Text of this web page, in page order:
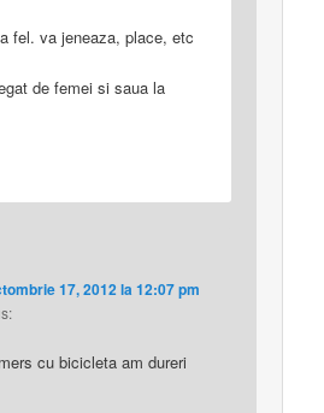
fel. va jeneaza, place, etc
de femei si saua la
17, 2012 la 12:07 pm
cu bicicleta am dureri